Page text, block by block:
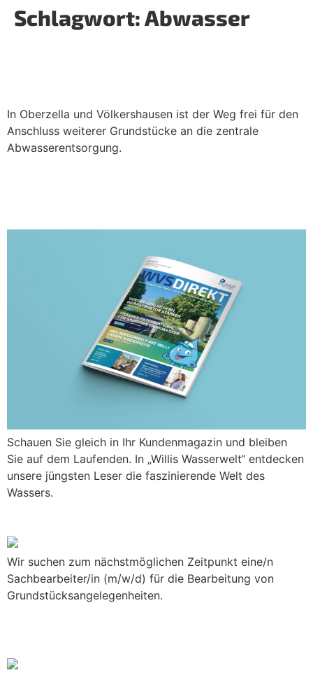
Schlagwort:Abwasser
In Oberzella und Völkershausen ist der Weg frei für den
Anschluss weiterer Grundstücke an die zentrale
Abwasserentsorgung.
Schauen Sie gleich in Ihr Kundenmagazin und bleiben
Sie auf dem Laufenden. In „Willis Wasserwelt“ entdecken
unsere jüngsten Leser die faszinierende Welt des
Wassers.
Wir suchen zum nächstmöglichen Zeitpunkt eine/n
Sachbearbeiter/in (m/w/d) für die Bearbeitung von
Grundstücksangelegenheiten.